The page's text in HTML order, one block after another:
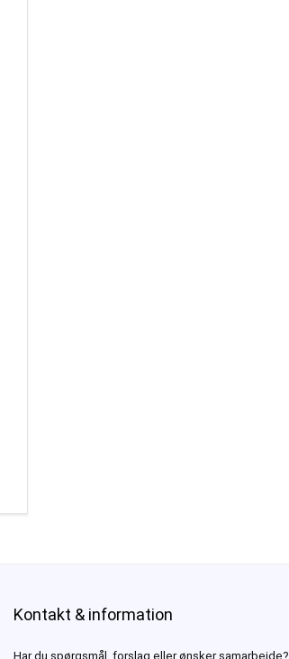
Kontakt & information
Har du spørgsmål, forslag eller ønsker samarbejde?